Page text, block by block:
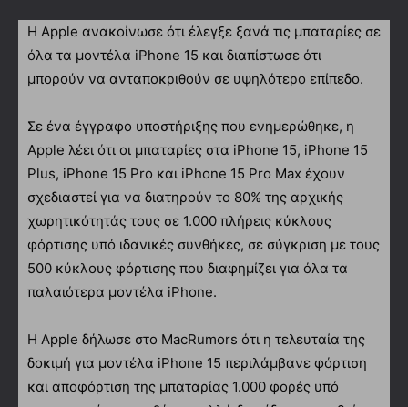
Η Apple ανακοίνωσε ότι έλεγξε ξανά τις μπαταρίες σε
όλα τα μοντέλα iPhone 15 και διαπίστωσε ότι
μπορούν να ανταποκριθούν σε υψηλότερο επίπεδο.
Σε ένα έγγραφο υποστήριξης που ενημερώθηκε, η
Apple λέει ότι οι μπαταρίες στα iPhone 15, iPhone 15
Plus, iPhone 15 Pro και iPhone 15 Pro Max έχουν
σχεδιαστεί για να διατηρούν το 80% της αρχικής
χωρητικότητάς τους σε 1.000 πλήρεις κύκλους
φόρτισης υπό ιδανικές συνθήκες, σε σύγκριση με τους
500 κύκλους φόρτισης που διαφημίζει για όλα τα
παλαιότερα μοντέλα iPhone.
Η Apple δήλωσε στο MacRumors ότι η τελευταία της
δοκιμή για μοντέλα iPhone 15 περιλάμβανε φόρτιση
και αποφόρτιση της μπαταρίας 1.000 φορές υπό